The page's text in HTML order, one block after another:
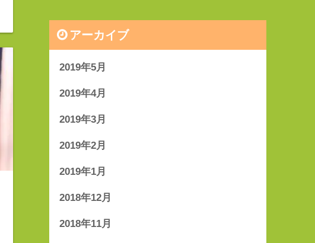
アーカイブ
2019年5月
2019年4月
2019年3月
2019年2月
2019年1月
2018年12月
2018年11月